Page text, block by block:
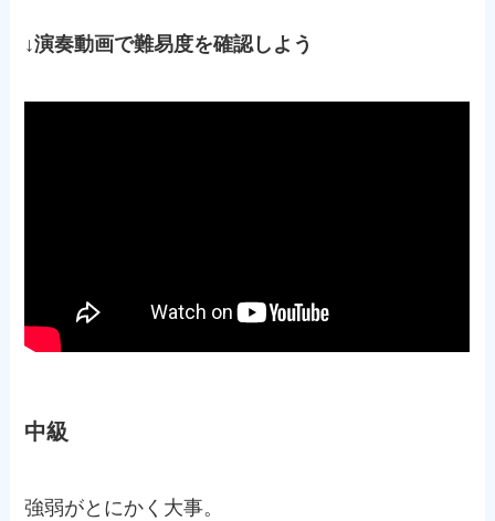
↓演奏動画で難易度を確認しよう
中級
強弱がとにかく大事。